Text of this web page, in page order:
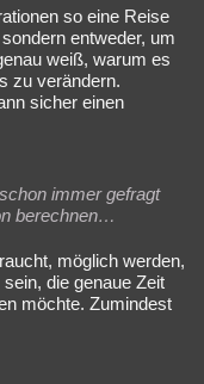
Geschlossen
so eine Reise
entweder, um
weiß, warum es
zu verändern.
sicher einen
immer gefragt
berechnen…
möglich werden,
die genaue Zeit
möchte. Zumindest